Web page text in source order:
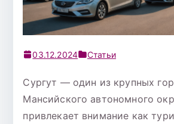
03.12.2024 Статьи
Сургут — один из крупных
Мансийского автономного
привлекает внимание как